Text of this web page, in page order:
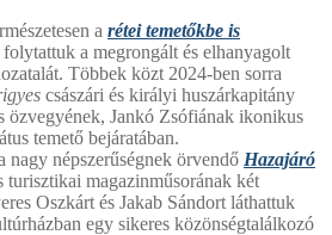
a rétei temetőkbe is
folytattuk a megrongált és elhanyagolt
Többek közt 2024-ben sorra
császári és királyi huszárkapitány
özvegyének, Jankó Zsófiának ikonikus
temető bejáratában.
nagy népszerűségnek örvendő Hazajáró
turisztikai magazinműsorának két
Oszkárt és Jakab Sándort láthattuk
egy sikeres közönségtalálkozó